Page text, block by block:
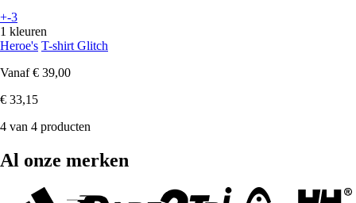
+-3
1 kleuren
Heroe's T-shirt Glitch
Vanaf € 39,00
€ 33,15
4 van 4 producten
Al onze merken